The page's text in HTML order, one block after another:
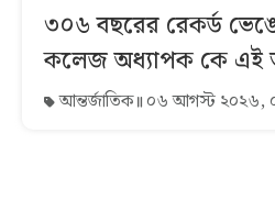
৩০৬ বছরের রেকর্ড ভেঙে
কলেজ অধ্যাপক কে এই
আন্তর্জাতিক ০৬ আগস্ট ২০২৬,